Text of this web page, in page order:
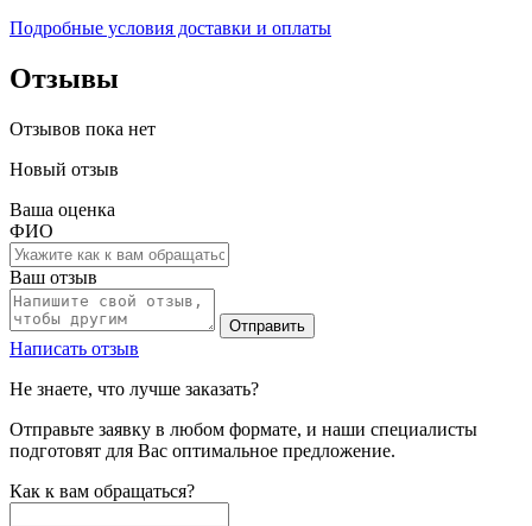
Подробные условия доставки и оплаты
Отзывы
Отзывов пока нет
Новый отзыв
Ваша оценка
ФИО
Ваш отзыв
Отправить
Написать отзыв
Не знаете, что лучше заказать?
Отправьте заявку в любом формате, и наши специалисты
подготовят для Вас оптимальное предложение.
Как к вам обращаться?